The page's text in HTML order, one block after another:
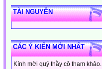
TÀI NGUYÊN
CÁC Ý KIẾN MỚI NHẤT
Kính mời quý thầy cô tham khảo.